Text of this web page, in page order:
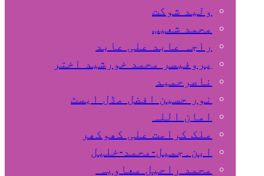
ولید شوکت
محمد شعیب
راجہ عابد علی عابد
پروفیسر محمد خورشید اختر
ناصرحمید
نور حسین افضل مڈل ایسٹ
امان اللہ
ملک کرامت علی کھوکھر
ابن۔جمیل-محمد-خلیل
محمد راحیل معاویہ